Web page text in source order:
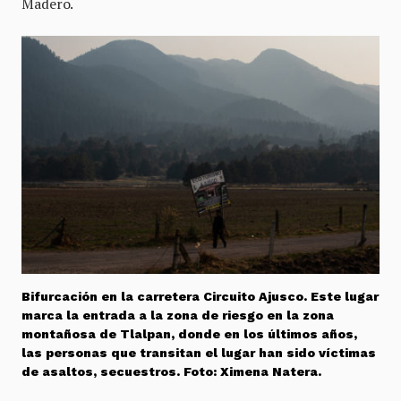
Bifurcación en la carretera Circuito Ajusco. Este lugar
marca la entrada a la zona de riesgo en la zona
montañosa de Tlalpan, donde en los últimos años,
las personas que transitan el lugar han sido víctimas
de asaltos, secuestros. Foto: Ximena Natera.